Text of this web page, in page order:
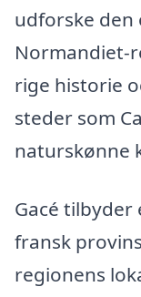
udforske
Normandiet-
rige historie
steder som
naturskønne
Gacé tilbyder
fransk
regionens